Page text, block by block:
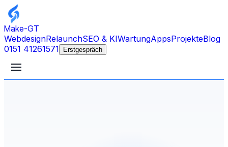
Make-GT
WebdesignRelaunchSEO & KIWartungAppsProjekteBlog
0151 41261571
Erstgespräch